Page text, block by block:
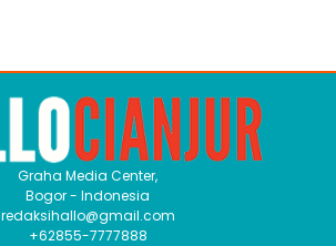
Graha Media Center,
Bogor - Indonesia
redaksihallo@gmail.com
+62855-7777888